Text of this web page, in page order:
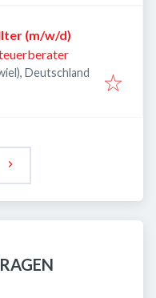
(m/w/d)
Deutschland